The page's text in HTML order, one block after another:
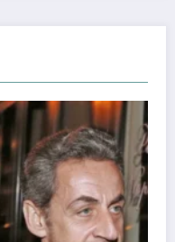
Lifestyle